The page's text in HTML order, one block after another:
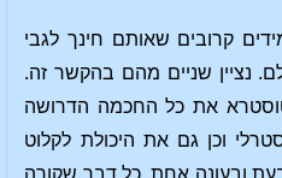
קרובים שאותם חינך לגבי
נציין שניים מהם בהקשר זה.
את כל החכמה הדרושה
וכן גם את היכולת לקלוט
ובעונה אחת, כל דבר שקורה